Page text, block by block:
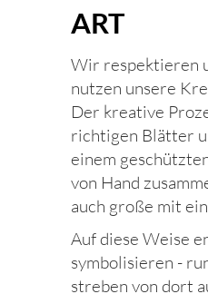
ART
Wir respektieren
nutzen unsere
Der kreative
richtigen Blätter
einem
von Hand
auch große mit
Auf diese Weise
symbolisieren -
streben von dort